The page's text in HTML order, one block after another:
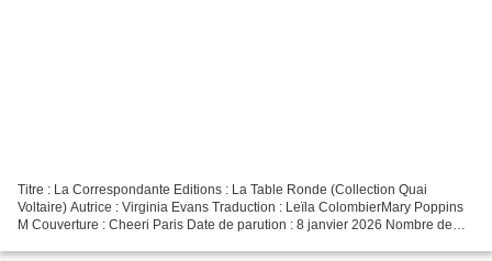
Titre : La Correspondante Editions : La Table Ronde (Collection Quai
Voltaire) Autrice : Virginia Evans Traduction : Leïla ColombierMary Poppins
M Couverture : Cheeri Paris Date de parution : 8 janvier 2026 Nombre de